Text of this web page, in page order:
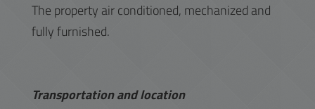
The property air conditioned, mechanized and
fully furnished.
Transportation and location